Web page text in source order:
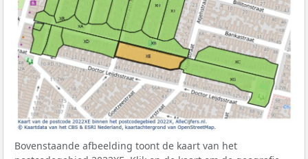
Bovenstaande afbeelding toont de kaart van het